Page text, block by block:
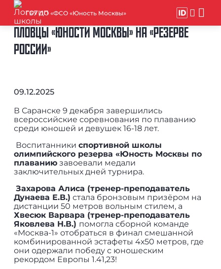
ГБУ ДО «ФСО «Юность Москвы»
ПЛОВЦЫ «ЮНОСТИ МОСКВЫ» НА «РЕЗЕРВЕ
РОССИИ»
09.12.2025
В Саранске 9 декабря завершились
всероссийские соревнования по плаванию
среди юношей и девушек 16-18 лет.
Воспитанникиспортивной школы
олимпийского резерва «Юность Москвы по
плаванию завоевали медали
заключительных дней турнира.
Захарова Алиса (тренер-преподаватель
Дунаева Е.В.) стала бронзовым призёром на
дистанции 50 метров вольным стилем, а
Хвесюк Варвара (тренер-преподаватель
Яковлева Н.В.) помогла сборной команде
«Москва-1» отобраться в финал смешанной
комбинированной эстафеты 4х50 метров, где
они одержали победу с юношеским
рекордом Европы 1.41,23!